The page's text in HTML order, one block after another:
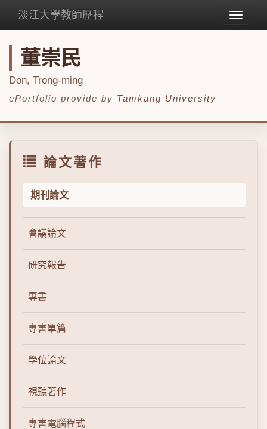
Toggle
淡江大學教師歷程
董崇民
Don, Trong-ming
ePortfolio provide by Tamkang University
論文著作
期刊論文
會議論文
研究報告
專書
專書單篇
學位論文
視聽著作
專書電腦程式